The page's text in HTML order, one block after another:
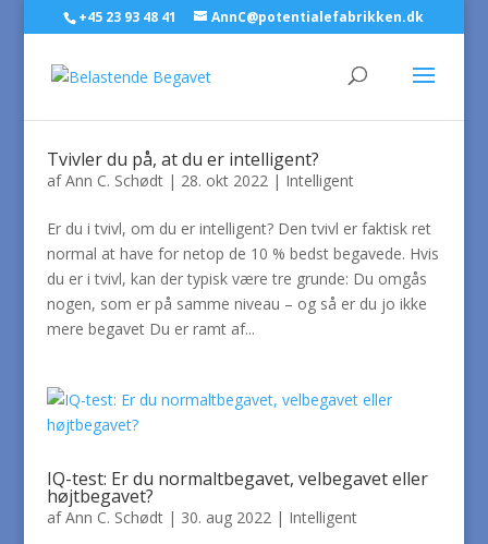
+45 23 93 48 41 AnnC@potentialefabrikken.dk
Tvivler du på, at du er intelligent?
afAnn C. Schødt| 28. okt 2022| Intelligent
Er du i tvivl, om du er intelligent? Den tvivl er faktisk ret
normal at have for netop de 10 % bedst begavede. Hvis
du er i tvivl, kan der typisk være tre grunde: Du omgås
nogen, som er på samme niveau – og så er du jo ikke
mere begavet Du er ramt af...
IQ-test: Er du normaltbegavet, velbegavet eller
højtbegavet?
afAnn C. Schødt| 30. aug 2022| Intelligent